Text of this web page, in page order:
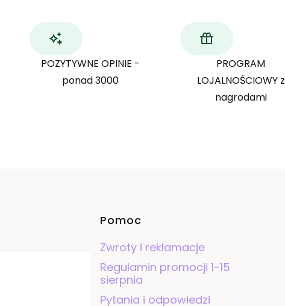
POZYTYWNE OPINIE -
ponad 3000
PROGRAM
LOJALNOŚCIOWY z
nagrodami
Linki w stopce
Pomoc
Zwroty i reklamacje
Regulamin promocji 1-15
sierpnia
Pytania i odpowiedzi